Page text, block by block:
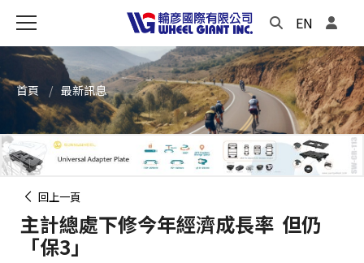
EN
首頁 最新訊息
回上一頁
主計總處下修今年經濟成長率 但仍
「保3」